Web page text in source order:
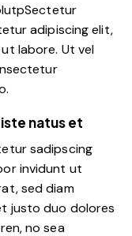
adipiscing elit,
labore. Ut vel
natus et
sadipscing
invidunt ut
sed diam
justo duo dolores
no sea